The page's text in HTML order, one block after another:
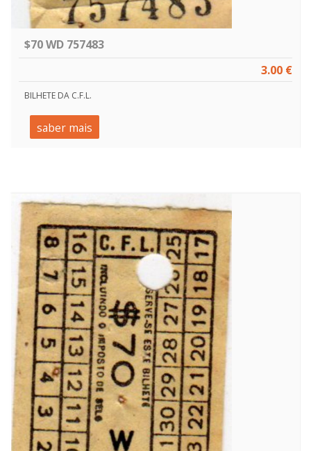
$70 WD 757483
3.00 €
BILHETE DA C.F.L.
saber mais